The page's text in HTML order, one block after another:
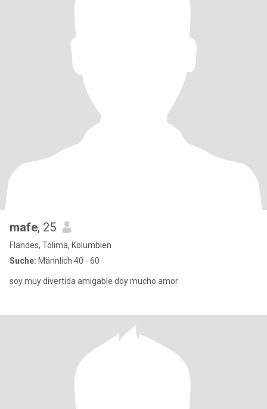
mafe, 25
Flandes, Tolima, Kolumbien
Suche: Männlich 40 - 60
soy muy divertida amigable doy mucho amor